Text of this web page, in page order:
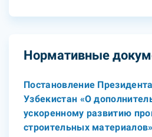
Нормативные
Постановление
Узбекистан «О
ускоренному развитию
строительных материалов»